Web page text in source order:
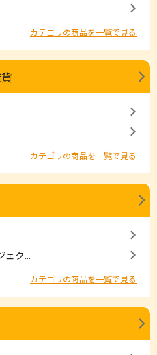
カテゴリの商品を一覧で見る
カテゴリの商品を一覧で見る
ェク...
カテゴリの商品を一覧で見る